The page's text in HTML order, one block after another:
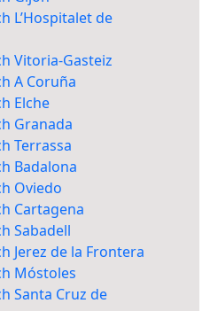
L’Hospitalet de
Vitoria-Gasteiz
A Coruña
Elche
Granada
Terrassa
Badalona
Oviedo
Cartagena
Sabadell
Jerez de la Frontera
Móstoles
Santa Cruz de